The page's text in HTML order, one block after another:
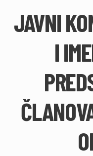
JAVNI
I